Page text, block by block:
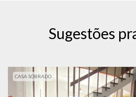
Sugestões
CASA SOBRADO